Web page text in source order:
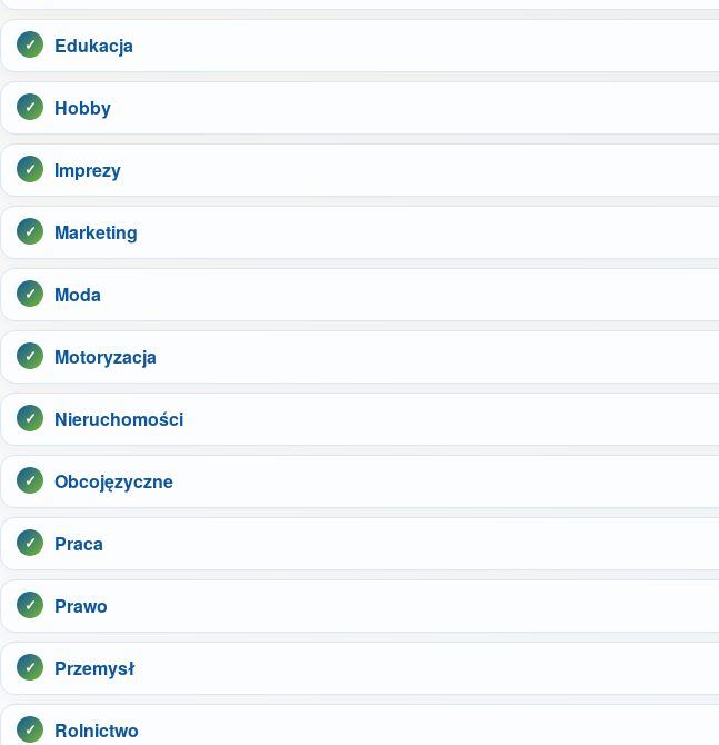
Edukacja
Hobby
Imprezy
Marketing
Moda
Motoryzacja
Nieruchomości
Obcojęzyczne
Praca
Prawo
Przemysł
Rolnictwo